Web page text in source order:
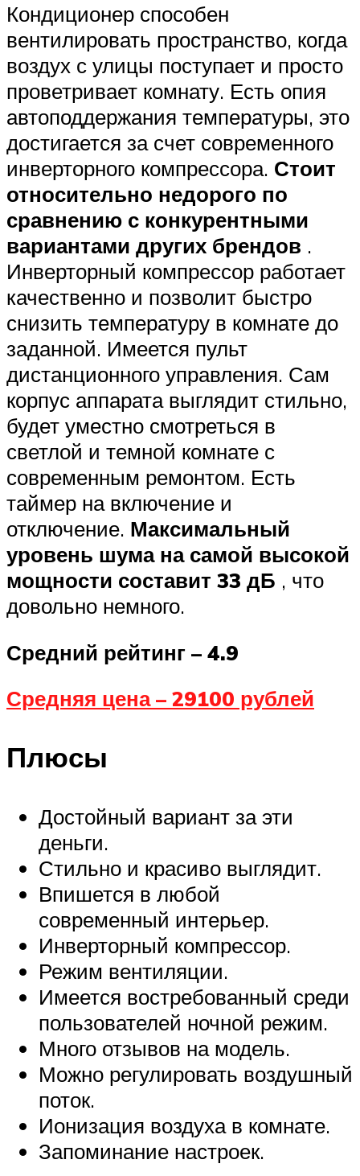
Кондиционер способен
вентилировать пространство, когда
воздух с улицы поступает и просто
проветривает комнату. Есть опия
автоподдержания температуры, это
достигается за счет современного
инверторного компрессора. Стоит
относительно недорого по
сравнению с конкурентными
вариантами других брендов .
Инверторный компрессор работает
качественно и позволит быстро
снизить температуру в комнате до
заданной. Имеется пульт
дистанционного управления. Сам
корпус аппарата выглядит стильно,
будет уместно смотреться в
светлой и темной комнате с
современным ремонтом. Есть
таймер на включение и
отключение. Максимальный
уровень шума на самой высокой
мощности составит 33 дБ , что
довольно немного.
Средний рейтинг – 4.9
Средняя цена – 29100 рублей
Плюсы
Достойный вариант за эти
деньги.
Стильно и красиво выглядит.
Впишется в любой
современный интерьер.
Инверторный компрессор.
Режим вентиляции.
Имеется востребованный среди
пользователей ночной режим.
Много отзывов на модель.
Можно регулировать воздушный
поток.
Ионизация воздуха в комнате.
Запоминание настроек.